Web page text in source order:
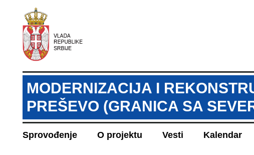
MODERNIZACIJA I
PREŠEVO (GRANICA SA
Sprovođenje O projektu Vesti Kalendar